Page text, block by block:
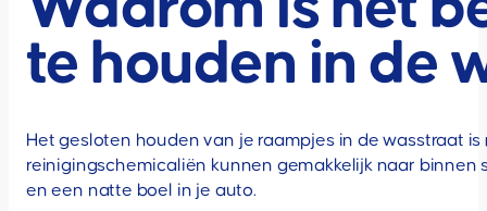
te houden in de
Het gesloten houden van je raampjes in de wasstraat is
reinigingschemicaliën kunnen gemakkelijk naar
en een natte boel in je auto.